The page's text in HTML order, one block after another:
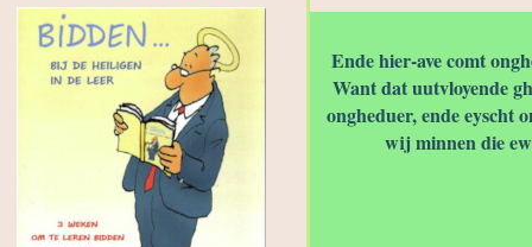
Ende hier-ave comt
Want dat uutvloyende
ongheduer, ende eyscht
wij minnen die